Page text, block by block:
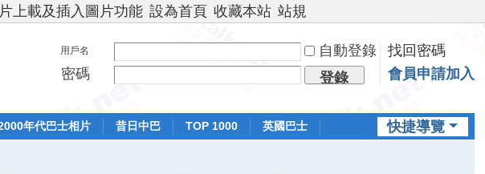
上載及插入圖片功能 設為首頁 收藏本站 站規
用戶名 自動登錄
找回密碼
密碼
登錄 會員申請加入
快捷導覽
年代巴士相片 昔日中巴 TOP 1000
英國巴士